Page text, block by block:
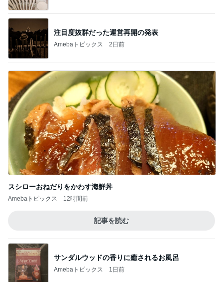
注目度抜群だった運営再開の発表
Amebaトピックス 2日前
スシローおねだりをかわす海鮮丼
Amebaトピックス 12時間前
記事を読む
サンダルウッドの香りに癒されるお風呂
Amebaトピックス 1日前